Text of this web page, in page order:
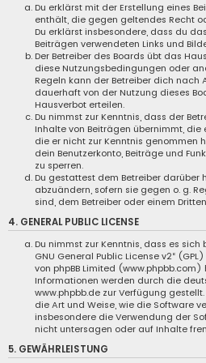
Du erklärst mit der Erstellung eines
enthält, die gegen geltendes Recht
Du erklärst insbesondere, dass du
Beiträgen verwendeten Links und
Der Betreiber des Boards übt das
diese Nutzungsbedingungen oder
Regeln kann der Betreiber dich nach
dauerhaft von der Nutzung dieses
Hausverbot erteilen.
Du nimmst zur Kenntnis, dass der
Inhalte von Beiträgen übernimmt,
die er nicht zur Kenntnis genommen
dein Benutzerkonto, Beiträge und
zu sperren.
Du gestattest dem Betreiber darüber
abzuändern, sofern sie gegen o. g.
sind, dem Betreiber oder einem
4. GENERAL PUBLIC LICENSE
Du nimmst zur Kenntnis, dass es sich
GNU General Public License v2“
von phpBB Limited
Informationen werden durch die
www.phpbb.de zur Verfügung
die Art und Weise, wie die Software
insbesondere die Verwendung der
nicht untersagen oder auf Inhalte
5. GEWÄHRLEISTUNG